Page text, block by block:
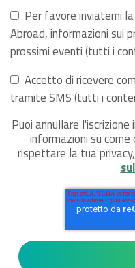
Per favore inviatemi
Abroad, informazioni sui
prossimi eventi (tutti i
Accetto di ricevere
tramite SMS (tutti i
Puoi annullare
informazioni su
rispettare la tua